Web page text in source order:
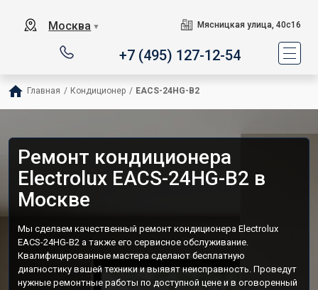
Москва ▼ Мясницкая улица, 40с16
+7 (495) 127-12-54
Главная / Кондиционер / EACS-24HG-B2
Ремонт кондиционера
Electrolux EACS-24HG-B2 в
Москве
Мы сделаем качественный ремонт кондиционера Electrolux
EACS-24HG-B2 а также его сервисное обслуживание.
Квалифицированные мастера сделают бесплатную
диагностику вашей техники и выявят неисправность. Проведут
нужные ремонтные работы по доступной цене и в оговоренный